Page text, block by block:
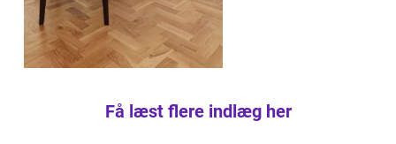
Få læst flere indlæg her